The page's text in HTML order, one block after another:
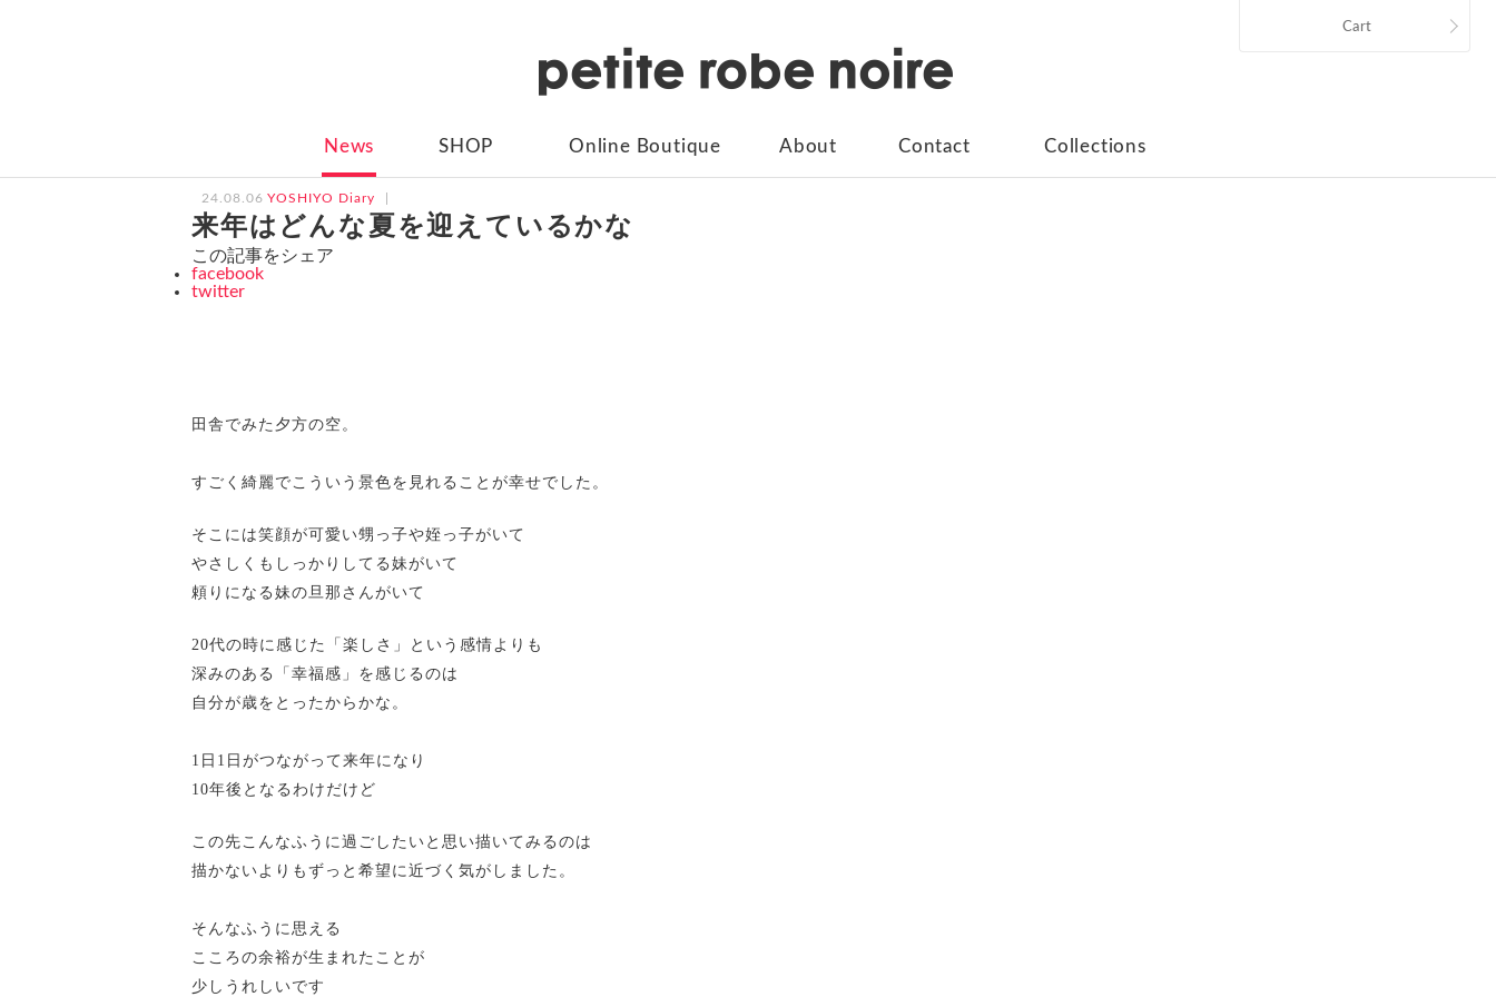
News SHOP Online Boutique About Contact Collections
Cart
24.08.06 YOSHIYO Diary
来年はどんな夏を迎えているかな
この記事をシェア
facebook
twitter
田舎でみた夕方の空。
すごく綺麗でこういう景色を見れることが幸せでした。
そこには笑顔が可愛い甥っ子や姪っ子がいて
やさしくもしっかりしてる妹がいて
頼りになる妹の旦那さんがいて
20代の時に感じた「楽しさ」という感情よりも
深みのある「幸福感」を感じるのは
自分が歳をとったからかな。
1日1日がつながって来年になり
10年後となるわけだけど
この先こんなふうに過ごしたいと思い描いてみるのは
描かないよりもずっと希望に近づく気がしました。
そんなふうに思える
こころの余裕が生まれたことが
少しうれしいです